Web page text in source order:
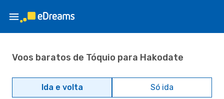
Voos baratos de Tóquio para Hakodate
Ida e volta Só ida